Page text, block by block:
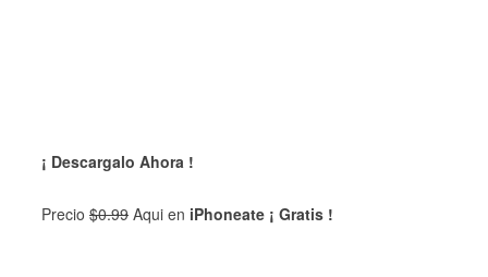
¡ Descargalo Ahora !
Precio $0.99 Aqui en iPhoneate ¡ Gratis !